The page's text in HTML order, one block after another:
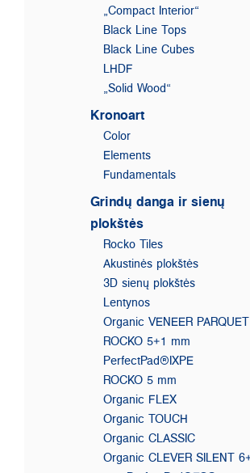
„Compact Interior“
Black Line Tops
Black Line Cubes
LHDF
„Solid Wood“
Kronoart
Color
Elements
Fundamentals
Grindų danga ir sienų
plokštės
Rocko Tiles
Akustinės plokštės
3D sienų plokštės
Lentynos
Organic VENEER PARQUET
ROCKO 5+1 mm
PerfectPad®IXPE
ROCKO 5 mm
Organic FLEX
Organic TOUCH
Organic CLASSIC
Organic CLEVER SILENT